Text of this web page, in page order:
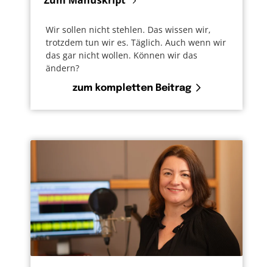
Wir sollen nicht stehlen. Das wissen wir,
trotzdem tun wir es. Täglich. Auch wenn wir
das gar nicht wollen. Können wir das
ändern?
zum kompletten Beitrag